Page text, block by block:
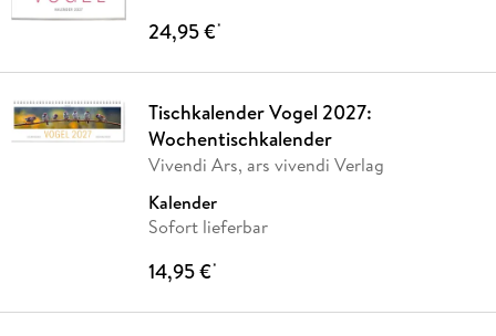
24,95 €*
Tischkalender Vogel 2027:
Wochentischkalender
Vivendi Ars, ars vivendi Verlag
Kalender
Sofort lieferbar
14,95 €*